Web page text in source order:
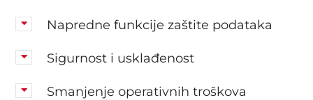
Napredne funkcije zaštite podataka
Sigurnost i usklađenost
Smanjenje operativnih troškova